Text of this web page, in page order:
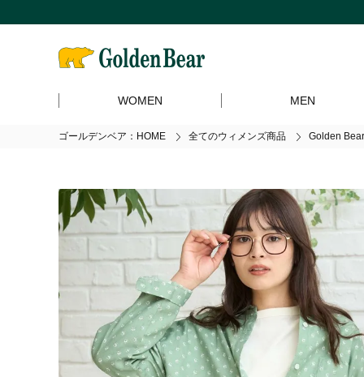
WOMEN MEN
ゴールデンベア：HOME 全てのウィメンズ商品 Golden